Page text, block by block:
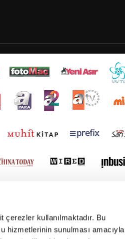
kullanılmaktadır. Bu
hizmetlerinin sunulması amacıyla